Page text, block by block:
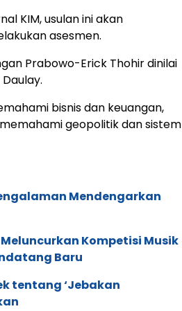
KIM, usulan ini akan
asesmen.
Prabowo-Erick Thohir dinilai
bisnis dan keuangan,
geopolitik dan sistem
Mendengarkan
Kompetisi Musik
Baru
tentang ‘Jebakan